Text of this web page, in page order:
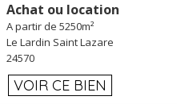
Achat ou location
A partir de 5250m²
Le Lardin Saint Lazare
24570
VOIR CE BIEN